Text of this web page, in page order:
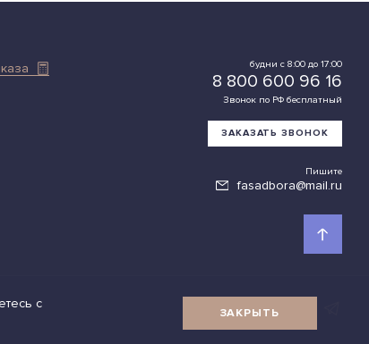
с
ЗАКРЫТЬ
будни с 8:00 до 17:00
8 800 600 96 16
Звонок по РФ бесплатный
ЗАКАЗАТЬ ЗВОНОК
Пишите
fasadbora@mail.ru
МЫ В СОЦСЕТЯХ